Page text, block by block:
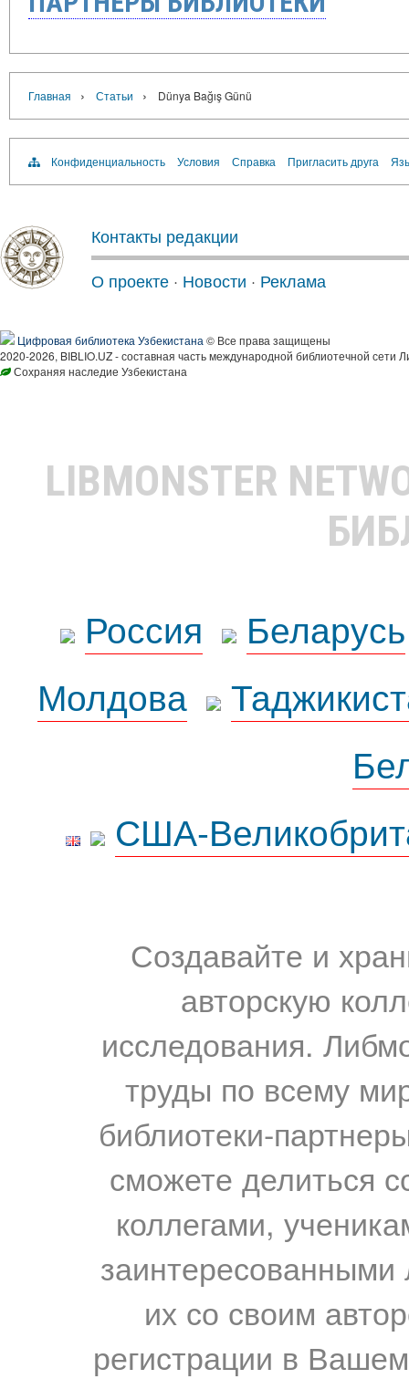
Главная › Статьи › Dünya Bağış Günü
Конфиденциальность Условия Справка Пригласить друга
Контакты редакции
О проекте · Новости · Реклама
Цифровая библиотека Узбекистана © Все права защищены
2020-2026, BIBLIO.UZ - составная часть международной библиотечной сети
Сохраняя наследие Узбекистана
LIBMONSTER
Россия
Беларусь
Молдова
США-
Создавайте и
авторскую
исследования.
труды по всему
библиотеки-
сможете делиться
коллегами,
их со своим
регистрации в